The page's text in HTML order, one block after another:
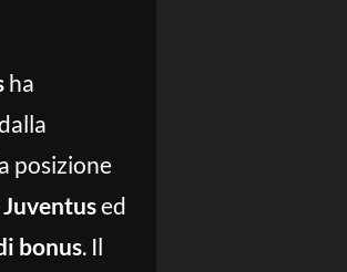
ha
posizione
Juventused
bonus. Il